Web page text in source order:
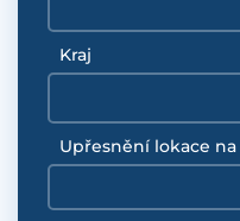
Kraj
Upřesnění lokace